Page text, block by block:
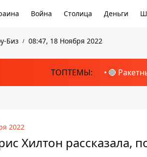
Война Столица Деньги
Биз 08:47, 18 Ноября 2022
ТОПТЕМЫ: 🔴
2022
Хилтон рассказала,